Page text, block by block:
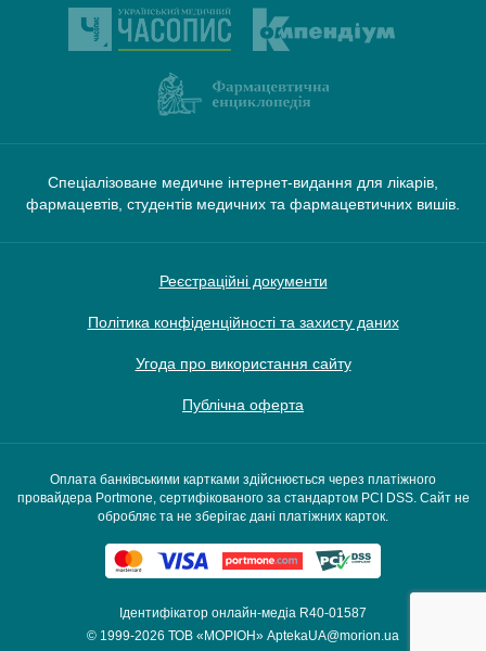
Спеціалізоване медичне інтернет-видання для лікарів,
фармацевтів, студентів медичних та фармацевтичних вишів.
Реєстраційні документи
Політика конфіденційності та захисту даних
Угода про використання сайту
Публічна оферта
Ідентифікатор онлайн-медіа R40-01587
© 1999-2026 ТОВ «МОРІОН» AptekaUA@morion.ua
Оплата банківськими картками здійснюється через платіжного
провайдера Portmone, сертифікованого за стандартом PCI DSS. Сайт не
обробляє та не зберігає дані платіжних карток.